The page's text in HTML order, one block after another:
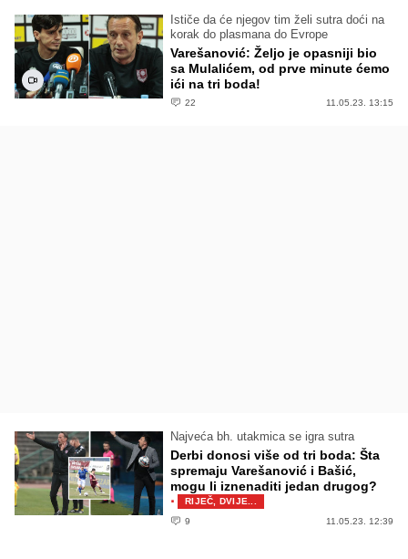
Ističe da će njegov tim želi sutra doći na
korak do plasmana do Evrope
Varešanović: Željo je opasniji bio
sa Mulalićem, od prve minute ćemo
ići na tri boda!
22 11.05.23. 13:15
Najveća bh. utakmica se igra sutra
Derbi donosi više od tri boda: Šta
spremaju Varešanović i Bašić,
mogu li iznenaditi jedan drugog?
·
RIJEČ, DVIJE...
9
11.05.23. 12:39